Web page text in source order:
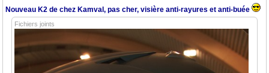
Nouveau K2 de chez Kamval, pas cher, visière anti-rayures et anti-buée
Fichiers joints